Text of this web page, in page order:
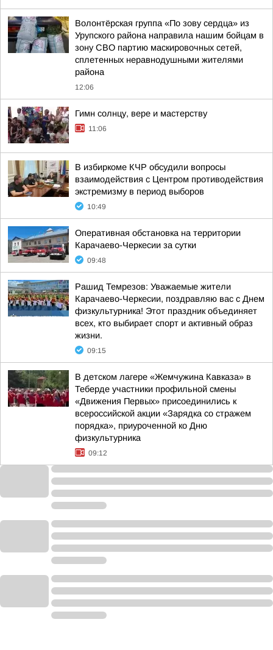
Волонтёрская группа «По зову сердца» из
Урупского района направила нашим бойцам в
зону СВО партию маскировочных сетей,
сплетенных неравнодушными жителями
района
12:06
Гимн солнцу, вере и мастерству
11:06
В избиркоме КЧР обсудили вопросы
взаимодействия с Центром противодействия
экстремизму в период выборов
10:49
Оперативная обстановка на территории
Карачаево-Черкесии за сутки
09:48
Рашид Темрезов: Уважаемые жители
Карачаево-Черкесии, поздравляю вас с Днем
физкультурника! Этот праздник объединяет
всех, кто выбирает спорт и активный образ
жизни.
09:15
В детском лагере «Жемчужина Кавказа» в
Теберде участники профильной смены
«Движения Первых» присоединились к
всероссийской акции «Зарядка со стражем
порядка», приуроченной ко Дню
физкультурника
09:12